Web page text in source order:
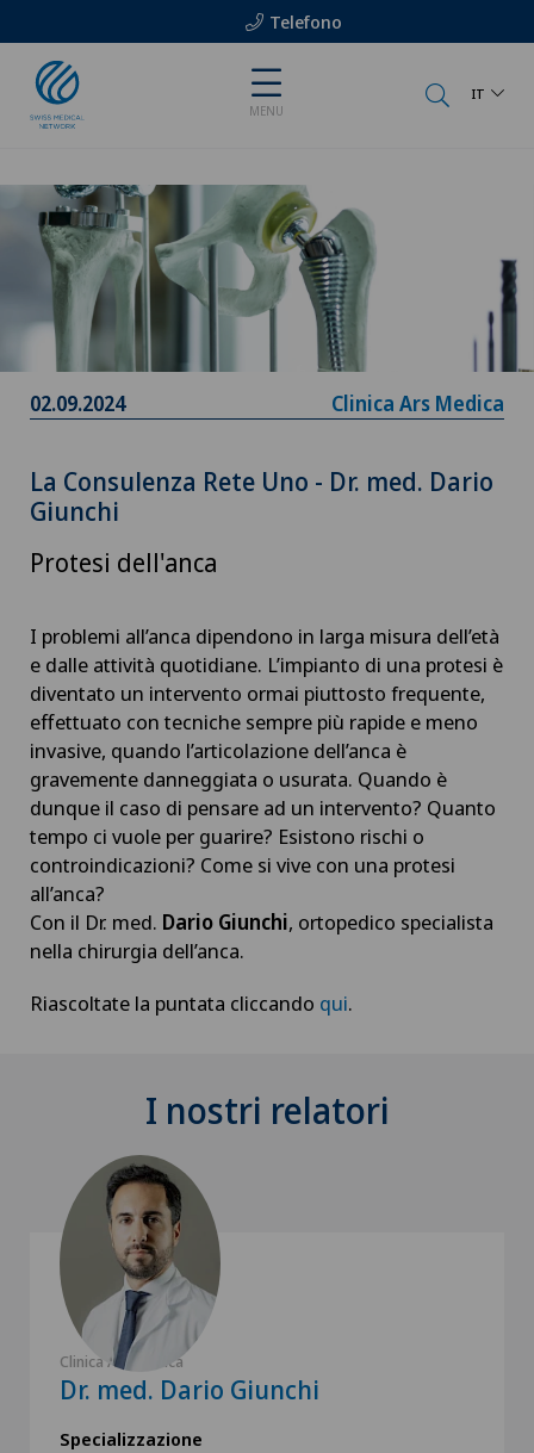
Telefono
MENU
IT
02.09.2024 Clinica Ars Medica
La Consulenza Rete Uno - Dr. med. Dario
Giunchi
Protesi dell'anca
I problemi all’anca dipendono in larga misura dell’età
e dalle attività quotidiane. L’impianto di una protesi è
diventato un intervento ormai piuttosto frequente,
effettuato con tecniche sempre più rapide e meno
invasive, quando l’articolazione dell’anca è
gravemente danneggiata o usurata. Quando è
dunque il caso di pensare ad un intervento? Quanto
tempo ci vuole per guarire? Esistono rischi o
controindicazioni? Come si vive con una protesi
all’anca?
Con il Dr. med. Dario Giunchi, ortopedico specialista
nella chirurgia dell’anca.
Riascoltate la puntata cliccando qui.
I nostri relatori
Clinica Ars Medica
Dr. med. Dario Giunchi
Specializzazione